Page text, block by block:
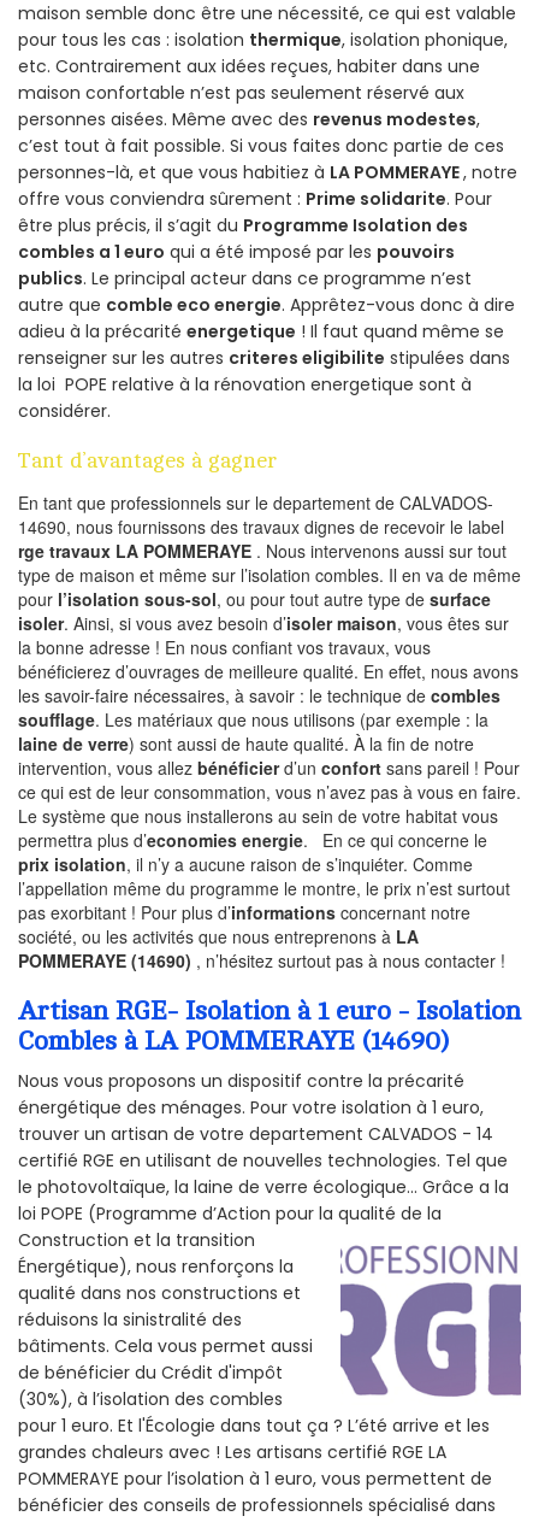
maison semble donc être une nécessité, ce qui est valable
pour tous les cas : isolation thermique, isolation phonique,
etc. Contrairement aux idées reçues, habiter dans une
maison confortable n’est pas seulement réservé aux
personnes aisées. Même avec des revenus modestes,
c’est tout à fait possible. Si vous faites donc partie de ces
personnes-là, et que vous habitiez à LA POMMERAYE, notre
offre vous conviendra sûrement : Prime solidarite. Pour
être plus précis, il s’agit du Programme Isolation des
combles a 1 euro qui a été imposé par les pouvoirs
publics. Le principal acteur dans ce programme n’est
autre que comble eco energie. Apprêtez-vous donc à dire
adieu à la précarité energetique ! Il faut quand même se
renseigner sur les autres criteres eligibilite stipulées dans
la loi POPE relative à la rénovation energetique sont à
considérer.
Tant d’avantages à gagner
En tant que professionnels sur le departement de CALVADOS-
14690, nous fournissons des travaux dignes de recevoir le label
rge travaux LA POMMERAYE . Nous intervenons aussi sur tout
type de maison et même sur l’isolation combles. Il en va de même
pour l’isolation sous-sol, ou pour tout autre type de surface
isoler. Ainsi, si vous avez besoin d’isoler maison, vous êtes sur
la bonne adresse ! En nous confiant vos travaux, vous
bénéficierez d’ouvrages de meilleure qualité. En effet, nous avons
les savoir-faire nécessaires, à savoir : le technique de combles
soufflage. Les matériaux que nous utilisons (par exemple : la
laine de verre) sont aussi de haute qualité. À la fin de notre
intervention, vous allez bénéficierd’un confort sans pareil ! Pour
ce qui est de leur consommation, vous n’avez pas à vous en faire.
Le système que nous installerons au sein de votre habitat vous
permettra plus d’economies energie. En ce qui concerne le
prix isolation, il n’y a aucune raison de s’inquiéter. Comme
l’appellation même du programme le montre, le prix n’est surtout
pas exorbitant ! Pour plus d’informations concernant notre
société, ou les activités que nous entreprenons à LA
POMMERAYE (14690) , n’hésitez surtout pas à nous contacter !
Artisan RGE- Isolation à 1 euro - Isolation
Combles à LA POMMERAYE (14690)
Nous vous proposons un dispositif contre la précarité
énergétique des ménages. Pour votre isolation à 1 euro,
trouver un artisan de votre departement CALVADOS - 14
certifié RGE en utilisant de nouvelles technologies. Tel que
le photovoltaïque, la laine de verre écologique... Grâce a la
loi POPE (Programme d’Action pour la qualité de la
Construction et la transition
Énergétique), nous renforçons la
qualité dans nos constructions et
réduisons la sinistralité des
bâtiments. Cela vous permet aussi
de bénéficier du Crédit d'impôt
(30%), à l’isolation des combles
pour 1 euro. Et l'Écologie dans tout ça ? L’été arrive et les
grandes chaleurs avec ! Les artisans certifié RGE LA
POMMERAYE pour l’isolation à 1 euro, vous permettent de
bénéficier des conseils de professionnels spécialisé dans